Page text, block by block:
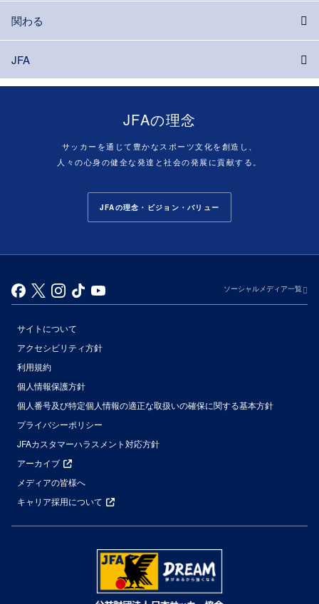
関わる
JFA
JFAの理念
サッカーを通じて豊かなスポーツ文化を創造し、
人々の心身の健全な発達と社会の発展に貢献する。
JFAの理念・ビジョン・バリュー
ソーシャルメディア一覧
サイトについて
アクセシビリティ方針
利用規約
個人情報保護方針
個人番号及び特定個人情報の適正な取扱いの確保に関する基本方針
プライバシーポリシー
JFAカスタマーハラスメント対応方針
アーカイブ
メディアの皆様へ
キャリア採用について